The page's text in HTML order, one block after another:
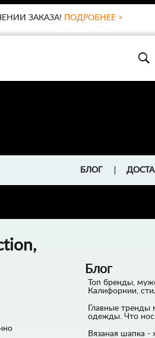
ЗАКАЗА! ПОДРОБНЕЕ >
БЛОГ
Блог
Топ бренды,
Калифорнии,
Главные
одежды. Что
Вязаная шапка -